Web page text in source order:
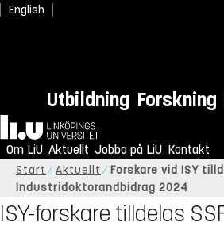
English
Utbildning Forskning
Hem
Om LiU Aktuellt Jobba på LiU Kontakt
Start Aktuellt
Forskare vid ISY
Industridoktorandbidrag 2024
ISY-forskare tilldelas